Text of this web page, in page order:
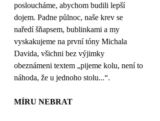
posloucháme, abychom budili lepší
dojem. Padne půlnoc, naše krev se
naředí šňapsem, bublinkami a my
vyskakujeme na první tóny Michala
Davida, všichni bez výjimky
obeznámeni textem „pijeme kolu, není to
náhoda, že u jednoho stolu...“.
MÍRU NEBRAT